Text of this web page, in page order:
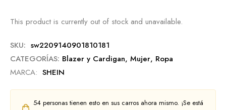
This product is currently out of stock and unavailable.
SKU: sw2209140901810181
CATEGORÍAS: Blazer y Cardigan, Mujer, Ropa
MARCA: SHEIN
54 personas tienen esto en sus carros ahora mismo. ¡Se está